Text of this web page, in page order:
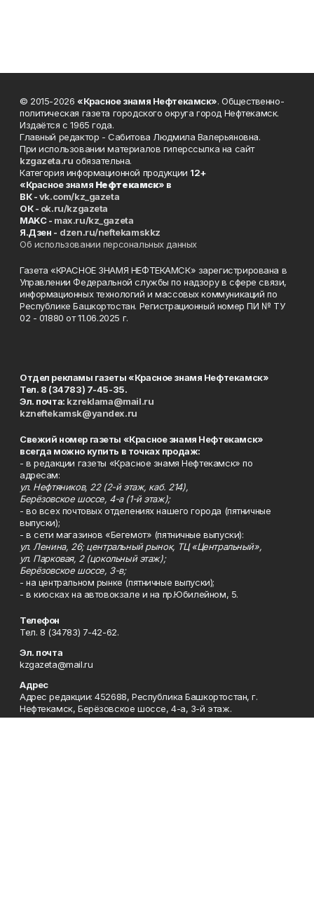
© 2015-2026 «Красное знамя Нефтекамск». Общественно-
политическая газета городского округа город Нефтекамск.
Издаётся с 1965 года.
Главный редактор - Сабитова Людмила Валерьяновна.
При использовании материалов гиперссылка на сайт
kzgazeta.ru обязательна.
Категория информационной продукции 12+
«Красное знамя Нефтекамск» в
ВК -vk.com/kz_gazeta
ОК - ok.ru/kzgazeta
MAKC - max.ru/kz_gazeta
Я.Дзен - dzen.ru/neftekamskkz
Об использовании персональных данных
Газета «КРАСНОЕ ЗНАМЯ НЕФТЕКАМСК» зарегистрирована в
Управлении Федеральной службы по надзору в сфере связи,
информационных технологий и массовых коммуникаций по
Республике Башкортостан. Регистрационный номер ПИ № ТУ
02 - 01880 от 11.06.2025 г.
Отдел рекламы газеты «Красное знамя Нефтекамск»
Тел. 8 (34783) 7-45-35.
Эл. почта: kzreklama@mail.ru
kzneftekamsk@yandex.ru
Свежий номер газеты «Красное знамя Нефтекамск»
всегда можно купить в точках продаж:
- в редакции газеты «Красное знамя Нефтекамск» по
адресам:
ул. Нефтяников, 22 (2-й этаж, каб. 214),
Берёзовское шоссе, 4-а (1-й этаж);
- во всех почтовых отделениях нашего города (пятничные
выпуски);
- в сети магазинов «Бегемот» (пятничные выпуски):
ул. Ленина, 26; центральный рынок, ТЦ «Центральный»,
ул. Парковая, 2 (цокольный этаж);
Берёзовское шоссе, 3-в;
- на центральном рынке (пятничные выпуски);
- в киосках на автовокзале и на пр.Юбилейном, 5.
Телефон
Тел. 8 (34783) 7-42-62.
Эл. почта
kzgazeta@mail.ru
Адрес
Адрес редакции: 452688, Республика Башкортостан, г.
Нефтекамск, Берёзовское шоссе, 4-а, 3-й этаж.